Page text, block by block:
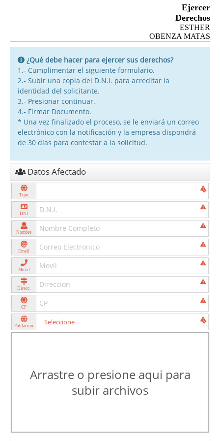
Ejercer
Derechos
ESTHER
OBENZA MATAS
¿Qué debe hacer para ejercer sus derechos?
1.- Cumplimentar el siguiente formulario.
2.- Subir una copia del D.N.I. para acreditar la
identidad del solicitante.
3.- Presionar continuar.
4.- Firmar Documento.
* Una vez finalizado el proceso, se le enviará un correo
electrónico con la notificación y la empresa dispondrá
de 30 días para contestar a la solicitud.
Datos Afectado
Tipo
DNI
Nombre
Email
Movil
Direcc.
CP
Poblacion
Arrastre o presione aqui para
subir archivos